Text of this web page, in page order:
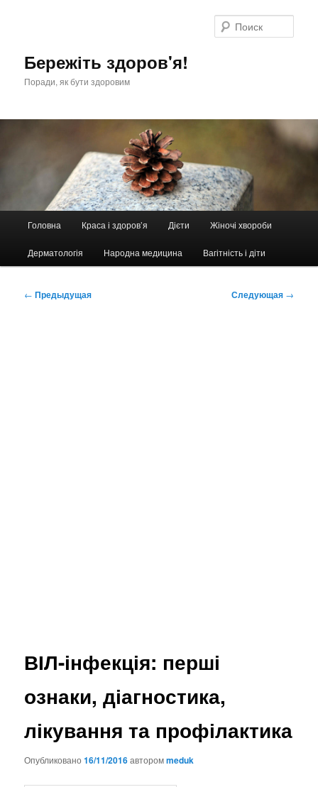
Бережіть здоров'я!
Поради, як бути здоровим
Головна Краса і здоров’я Дієти Жіночі хвороби
Дерматологія Народна медицина Вагітність і діти
Навигация
← Предыдущая Следующая →
ВІЛ-інфекція: перші
ознаки, діагностика,
лікування та профілактика
Опубликовано16/11/2016авторомmeduk